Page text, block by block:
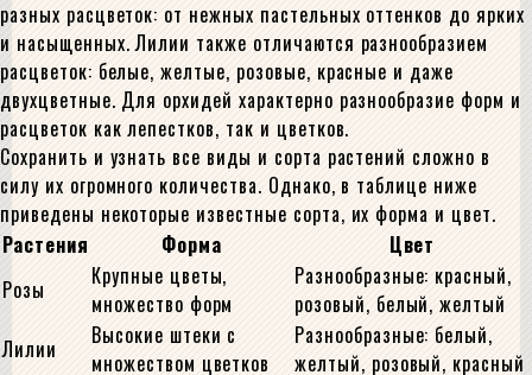
разных расцветок: от нежных пастельных оттенков до ярких
и насыщенных. Лилии также отличаются разнообразием
расцветок: белые, желтые, розовые, красные и даже
двухцветные. Для орхидей характерно разнообразие форм и
расцветок как лепестков, так и цветков.
Сохранить и узнать все виды и сорта растений сложно в
силу их огромного количества. Однако, в таблице ниже
приведены некоторые известные сорта, их форма и цвет.
Растения
Форма
Цвет
Розы
Крупные цветы,
множество форм
Разнообразные: красный,
розовый, белый, желтый
Лилии
Высокие штеки с
множеством цветков
Разнообразные: белый,
желтый, розовый, красный